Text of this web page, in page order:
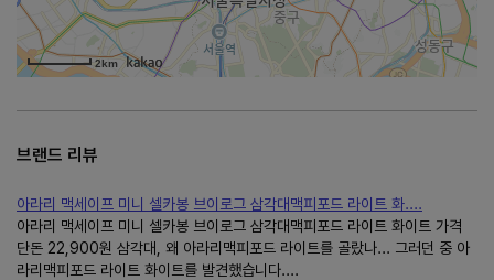
2km
브랜드 리뷰
아라리 맥세이프 미니 셀카봉 브이로그 삼각대맥피포드 라이트 화....
아라리 맥세이프 미니 셀카봉 브이로그 삼각대맥피포드 라이트 화이트 가격
단돈 22,900원 삼각대, 왜 아라리맥피포드 라이트를 골랐나... 그러던 중 아
라리맥피포드 라이트 화이트를 발견했습니다....